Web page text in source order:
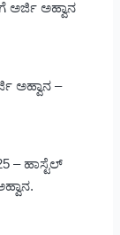
ಅರ್ಜಿ ಅಹ್ವಾನ
ಅಹ್ವಾನ –
– ಹಾಸ್ಟೆಲ್